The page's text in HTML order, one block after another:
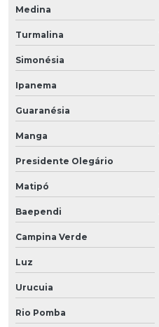
Medina
Turmalina
Simonésia
Ipanema
Guaranésia
Manga
Presidente Olegário
Matipó
Baependi
Campina Verde
Luz
Urucuia
Rio Pomba